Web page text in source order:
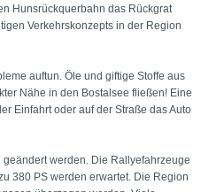
Hunsrückquerbahn das Rückgrat
Verkehrskonzepts in der Region
auftun. Öle und giftige Stoffe aus
Nähe in den Bostalsee fließen! Eine
Einfahrt oder auf der Straße das Auto
werden. Die Rallyefahrzeuge
380 PS werden erwartet. Die Region